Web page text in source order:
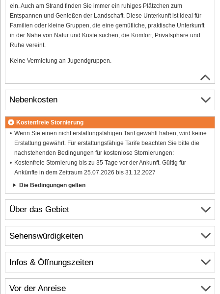
ein. Auch am Strand finden Sie immer ein ruhiges Plätzchen zum
Entspannen und Genießen der Landschaft. Diese Unterkunft ist ideal für
Familien oder kleine Gruppen, die eine gemütliche, praktische Unterkunft
in der Nähe von Natur und Küste suchen, die Komfort, Privatsphäre und
Ruhe vereint.
Keine Vermietung an Jugendgruppen.
Über das Gebiet
Infos & Öffnungszeiten
Vor der Anreise
Nebenkosten
Kostenfreie Stornierung
Wenn Sie einen nicht erstattungsfähigen Tarif gewählt haben, wird keine
Erstattung gewährt. Für erstattungsfähige Tarife beachten Sie bitte die
nachstehenden Bedingungen für kostenlose Stornierungen:
Kostenfreie Stornierung bis zu 35 Tage vor der Ankunft. Gültig für
Ankünfte in dem Zeitraum 25.07.2026 bis 31.12.2027
Die Bedingungen gelten
Sehenswürdigkeiten